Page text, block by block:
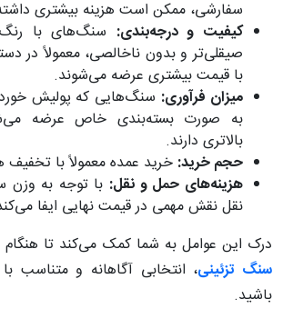
سفارشی، ممکن است هزینه بیشتری
کیفیت و درجه‌بندی: سنگ‌های با
صیقلی‌تر و بدون ناخالصی، معمولاً در
با قیمت بیشتری عرضه می‌شوند.
میزان فرآوری: سنگ‌هایی که پولیش
به صورت بسته‌بندی خاص عرضه
بالاتری دارند.
حجم خرید: خرید عمده معمولاً با
هزینه‌های حمل و نقل: با توجه به
نقل نقش مهمی در قیمت نهایی ایفا
درک این عوامل به شما کمک می‌کند تا هنگام
سنگ تزئینی، انتخابی آگاهانه و متناسب
باشید.